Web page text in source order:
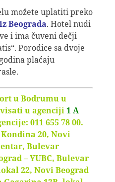
možete uplatiti preko
Beograda. Hotel nudi
i ima čuveni dečji
Porodice sa dvoje
plaćaju
u Bodrumu u
u agenciji1 A
011 655 78 00.
20, Novi
Bulevar
– YUBC, Bulevar
22, Novi Beograd